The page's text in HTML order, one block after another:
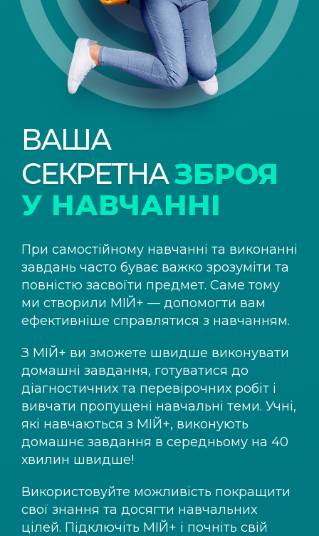
ВАША
СЕКРЕТНАЗБРОЯ
У НАВЧАННІ
При самостійному навчанні та виконанні
завдань часто буває важко зрозуміти та
повністю засвоїти предмет. Саме тому
ми створили МІЙ+ — допомогти вам
ефективніше справлятися з навчанням.
З МІЙ+ ви зможете швидше виконувати
домашні завдання, готуватися до
діагностичних та перевірочних робіт і
вивчати пропущені навчальні теми. Учні,
які навчаються з МІЙ+, виконують
домашнє завдання в середньому на 40
хвилин швидше!
Використовуйте можливість покращити
свої знання та досягти навчальних
цілей. Підключіть МІЙ+ і почніть свій